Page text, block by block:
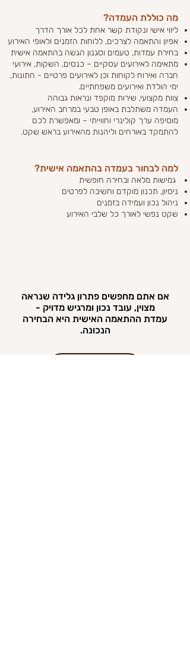
מה כוללת העמדה?
ליווי אישי ונקודת קשר אחת לכל אורך הדרך
אפיון והתאמה לצרכים, ללוחות הזמנים ולאופי האירוע
בחירת עמדות, טעמים וסגנון הגשה בהתאמה אישית
מתאימה לאירועים עסקיים – כנסים, השקות, אירועי
חברה ואירוח לקוחות וכן לאירועים פרטיים - חתונות,
ימי הולדת ואירועים משפחתיים.
צוות מקצועי, שירות מוקפד ונראות גבוהה
העמדה משתלבת באופן טבעי במרחב האירוע,
מוסיפה ערך קולינרי וחווייתי – ומאפשרת לכם
להתמקד באורחים וליהנות מהאירוע בראש שקט.
למה לבחור בעמדה בהתאמה אישית?
גמישות מלאה ובחירה חופשית
ניסיון, תכנון מוקדם וחשיבה לפרטים
ניהול נכון ועמידה בזמנים
שקט נפשי לאורך כל שלבי האירוע
אם אתם מחפשים פתרון גלידה שנראה
מצוין, עובד נכון ומרגיש מדויק -
עמדת ההתאמה האישית היא הבחירה
הנכונה.